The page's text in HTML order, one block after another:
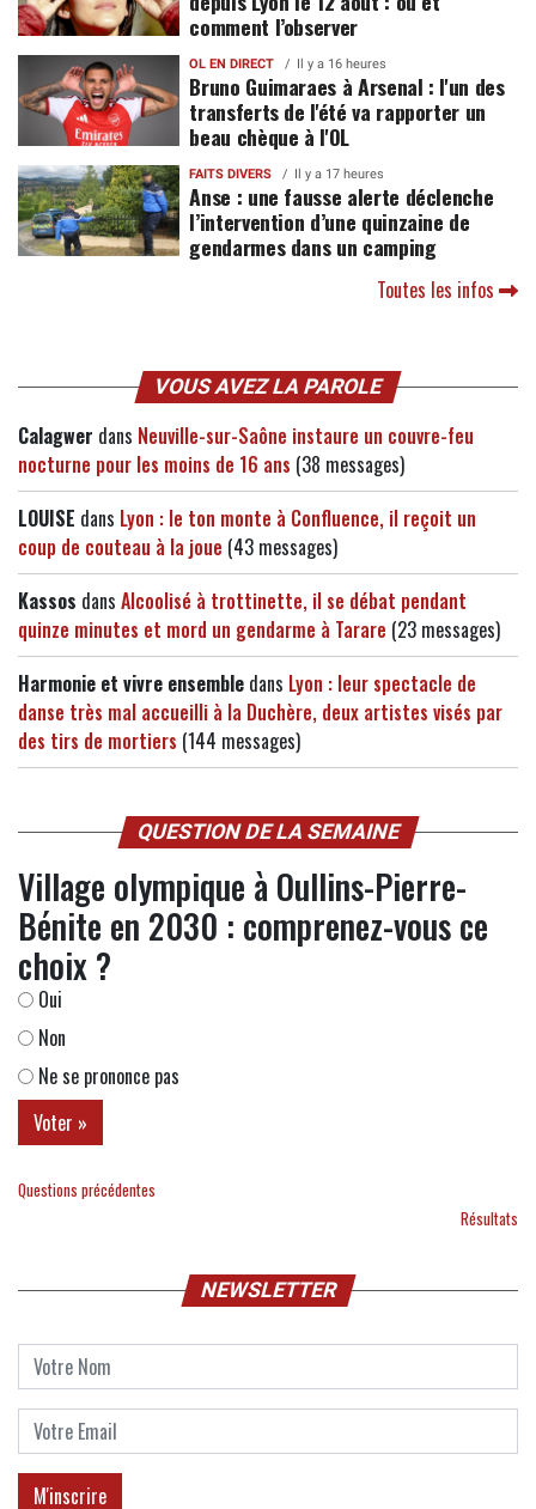
comment l’observer
OL EN DIRECT Il y a 16 heures
Bruno Guimaraes à Arsenal : l'un des
transferts de l'été va rapporter un
beau chèque à l'OL
FAITS DIVERS Il y a 17 heures
Anse : une fausse alerte déclenche
l’intervention d’une quinzaine de
gendarmes dans un camping
Toutes les infos
VOUS AVEZ LA PAROLE
Calagwer dans Neuville-sur-Saône instaure un couvre-feu
nocturne pour les moins de 16 ans (38 messages)
LOUISE dans Lyon : le ton monte à Confluence, il reçoit un
coup de couteau à la joue (43 messages)
Kassos dans Alcoolisé à trottinette, il se débat pendant
quinze minutes et mord un gendarme à Tarare (23 messages)
Harmonie et vivre ensemble dans Lyon : leur spectacle de
danse très mal accueilli à la Duchère, deux artistes visés par
des tirs de mortiers (144 messages)
QUESTION DE LA SEMAINE
Village olympique à Oullins-Pierre-
Bénite en 2030 : comprenez-vous ce
choix ?
Oui
Non
Ne se prononce pas
Questions précédentes
Résultats
NEWSLETTER